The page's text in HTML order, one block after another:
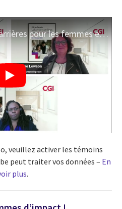
Laboratoire de carrières pour les femmes en TI 2025: femmes de projet, femmes d'impact !
veuillez activer les témoins
peut traiter vos données – En
plus.